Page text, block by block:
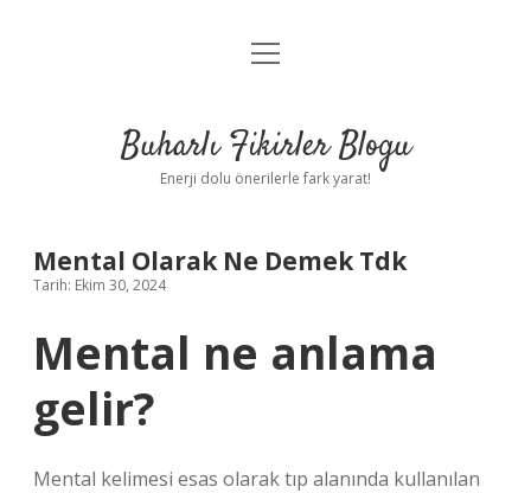
Anasayfa
Yasal Uyarı
menüyü
Buharlı Fikirler Blogu
Enerji dolu önerilerle fark yarat!
Mental Olarak Ne Demek Tdk
Tarih: Ekim 30, 2024
Mental ne anlama
gelir?
Mental kelimesi esas olarak tıp alanında kullanılan